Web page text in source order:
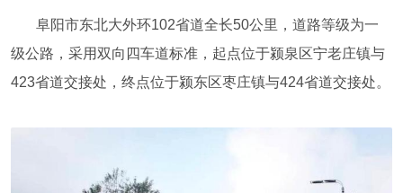
阜阳市东北大外环102省道全长50公里，道路等级为一
级公路，采用双向四车道标准，起点位于颍泉区宁老庄镇与
423省道交接处，终点位于颍东区枣庄镇与424省道交接处。